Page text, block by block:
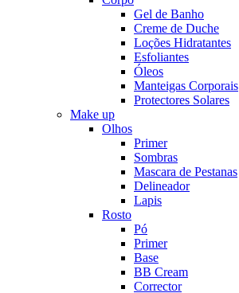
Gel de Banho
Creme de Duche
Loções Hidratantes
Esfoliantes
Óleos
Manteigas Corporais
Protectores Solares
Make up
Olhos
Primer
Sombras
Mascara de Pestanas
Delineador
Lapis
Rosto
Pó
Primer
Base
BB Cream
Corrector